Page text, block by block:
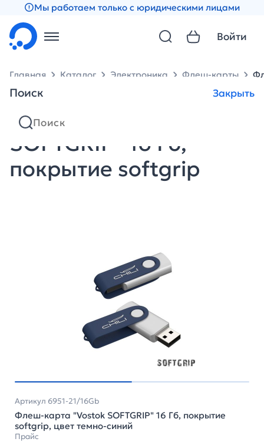
Мы работаем только с юридическими лицами
Поиск Закрыть
Войти
Главная Каталог Электроника Флеш-карты
Флеш-карта "Vostok
SOFTGRIP" 16 Гб,
покрытие softgrip
Артикул 6951-21/16Gb
Флеш-карта "Vostok SOFTGRIP" 16 Гб, покрытие
softgrip, цвет темно-синий
Прайс